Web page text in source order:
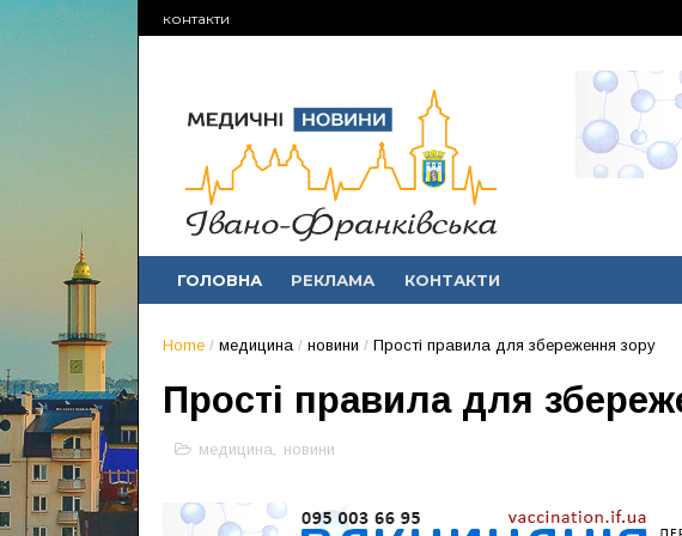
контакти
ГОЛОВНА РЕКЛАМА КОНТАКТИ
Home / медицина / новини / Прості правила для збереження зору
Прості правила для
медицина, новини